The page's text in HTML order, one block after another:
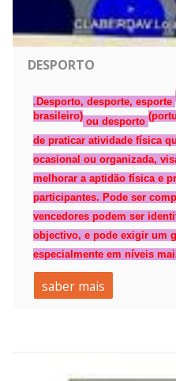
DESPORTO
.Desporto, desporte, esporte
brasileiro) ou desporto (
de praticar atividade física
ocasional ou organizada,
melhorar a aptidão física e
participantes. Pode ser
vencedores podem ser
objectivo, e pode exigir um
especialmente em níveis
saber mais